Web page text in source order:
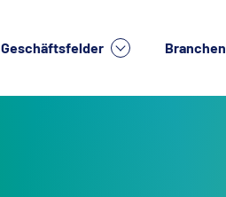
Geschäftsfelder Branchen